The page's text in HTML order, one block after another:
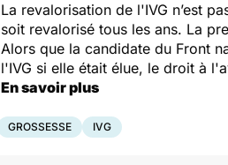
La revalorisation de l'IVG n’est
soit revalorisé tous les ans. La
Alors que la candidate du Front
l'IVG si elle était élue, le droit à
En savoir plus
GROSSESSE IVG